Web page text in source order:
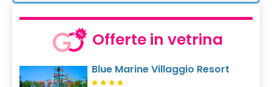
Offerte in vetrina
Blue Marine Villaggio Resort